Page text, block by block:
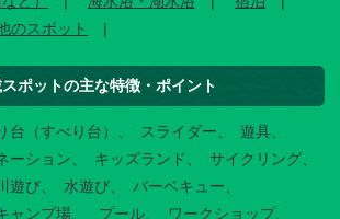
のスポット
ポットの主な特徴・ポイント
台（すべり台） スライダー
遊具
ーション キッズランド
サイクリング
遊び 水遊び
バーベキュー
ャンプ場 プール ワークショップ